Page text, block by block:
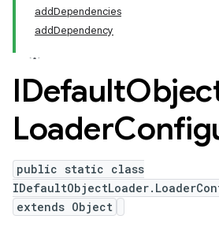
addDependencies
addDependency
IDefault
Loader
public static class
extends Object